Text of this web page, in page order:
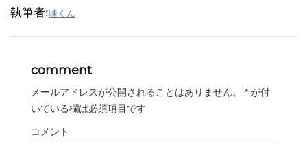
執筆者:味くん
comment
メールアドレスが公開されることはありません。 * が付
いている欄は必須項目です
コメント